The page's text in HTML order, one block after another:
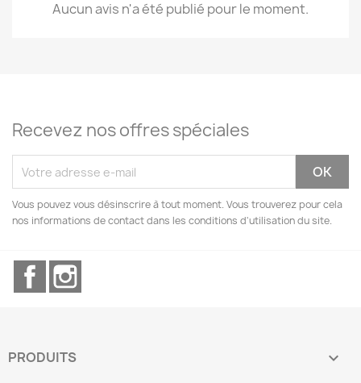
Aucun avis n'a été publié pour le moment.
Recevez nos offres spéciales
Vous pouvez vous désinscrire à tout moment. Vous trouverez pour cela
nos informations de contact dans les conditions d'utilisation du site.
Facebook
PRODUITS 